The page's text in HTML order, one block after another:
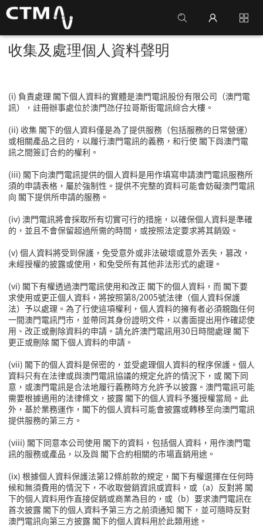
收集及處理個人資料聲明
(i) 負責處理 閣下個人資料的實體是澳門電訊股份有限公司（澳門電
訊），註冊辦事處位於澳門氹仔拉哥斯街電訊綜合大樓。
(ii) 收集 閣下的個人資料僅是為了提供服務（包括服務的日常營運）
或相關產品之目的，以履行澳門電訊的義務，和行使 閣下與澳門電
訊之間簽訂合約的權利。
(iii) 閣下向澳門電訊提供的個人資料是用作填寫申請澳門電訊服務所
須的申請表格，屬於強制性。提供不完整的資料可能會妨礙澳門電訊
向 閣下提供所申請的服務。
(iv) 澳門電訊將會採取所有切實可行的措施，以確保個人資料是準確
的，並且不會保留超過所需的時間，或按照法定要求將其銷毀。
(v) 個人資料將受到保護，免受意外或非法破壞或意外丟失，篡改，
未經授權的披露或使用，和免受所有其他非法形式的處理。
(vi) 閣下有權透過澳門電訊使用和改正 閣下的個人資料，而 閣下要
求使用或更正個人資料，將按照第8/2005號法律（個人資料保護
法）予以處理。為了行使這項權利，個人資料的擁有者必須親臨任何
一間澳門電訊門市，並帶同其身份證明文件，以書面提出用作確認使
用、改正或刪除資料的申請。請允許澳門電訊用30日時間處理 閣下
更正或刪除 閣下個人資料的申請。
(vii) 閣下的個人資料是保密的，並受處理個人資料的程序保護。個人
資料只有在法律或與澳門電訊協議的規定允許的情況下，或 閣下同
意，或澳門電訊是合法地履行義務時方允許予以披露。澳門電訊可能
需要根據適用的法律條文，披露 閣下的個人資料予獲授權當局。此
外，基於業務運作，閣下的個人資料可能會披露或轉移至向澳門電訊
提供服務的第三方。
(viii) 閣下同意本公司使用 閣下的資料，包括個人資料，用作澳門電
訊的服務或產品，以及與 閣下合約相關的市場直銷用途。
(ix) 根據個人資料保護法第12條前款的規定，閣下有權選擇在任何時
候和無須費用的情況下，不收取營銷資訊或資料，或（a）反對將 閣
下的個人資料用作直接促銷或商業為目的，或（b）要求澳門電訊在
首次披露 閣下的個人資料予第三方之前須通知 閣下，並可隨時反對
澳門電訊向第三方披露 閣下的個人資料用於此類用途。